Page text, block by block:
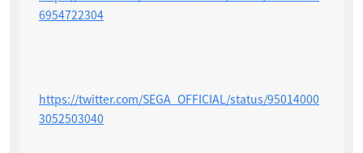
6954722304
https://twitter.com/SEGA_OFFICIAL/status/95014000
3052503040